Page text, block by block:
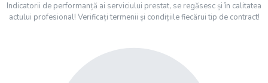
Indicatorii de performanță ai serviciului prestat, se regăsesc și în calitatea
actului profesional! Verificați termenii și condițiile fiecărui tip de contract!